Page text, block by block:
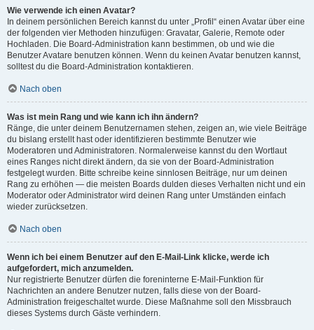
Wie verwende ich einen Avatar?
In deinem persönlichen Bereich kannst du unter „Profil“ einen Avatar über eine
der folgenden vier Methoden hinzufügen: Gravatar, Galerie, Remote oder
Hochladen. Die Board-Administration kann bestimmen, ob und wie die
Benutzer Avatare benutzen können. Wenn du keinen Avatar benutzen kannst,
solltest du die Board-Administration kontaktieren.
Nach oben
Was ist mein Rang und wie kann ich ihn ändern?
Ränge, die unter deinem Benutzernamen stehen, zeigen an, wie viele Beiträge
du bislang erstellt hast oder identifizieren bestimmte Benutzer wie
Moderatoren und Administratoren. Normalerweise kannst du den Wortlaut
eines Ranges nicht direkt ändern, da sie von der Board-Administration
festgelegt wurden. Bitte schreibe keine sinnlosen Beiträge, nur um deinen
Rang zu erhöhen — die meisten Boards dulden dieses Verhalten nicht und ein
Moderator oder Administrator wird deinen Rang unter Umständen einfach
wieder zurücksetzen.
Nach oben
Wenn ich bei einem Benutzer auf den E-Mail-Link klicke, werde ich
aufgefordert, mich anzumelden.
Nur registrierte Benutzer dürfen die foreninterne E-Mail-Funktion für
Nachrichten an andere Benutzer nutzen, falls diese von der Board-
Administration freigeschaltet wurde. Diese Maßnahme soll den Missbrauch
dieses Systems durch Gäste verhindern.